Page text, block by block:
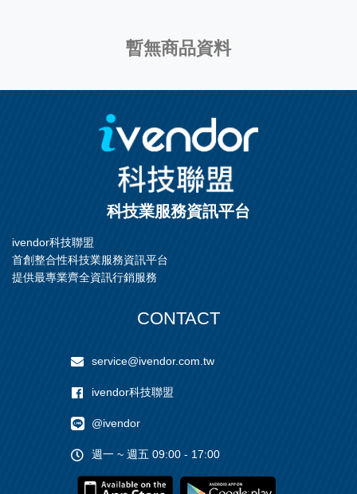
暫無商品資料
科技業服務資訊平台
ivendor科技聯盟
首創整合性科技業服務資訊平台
提供最專業齊全資訊行銷服務
CONTACT
service@ivendor.com.tw
ivendor科技聯盟
@ivendor
週一 ~ 週五 09:00 - 17:00